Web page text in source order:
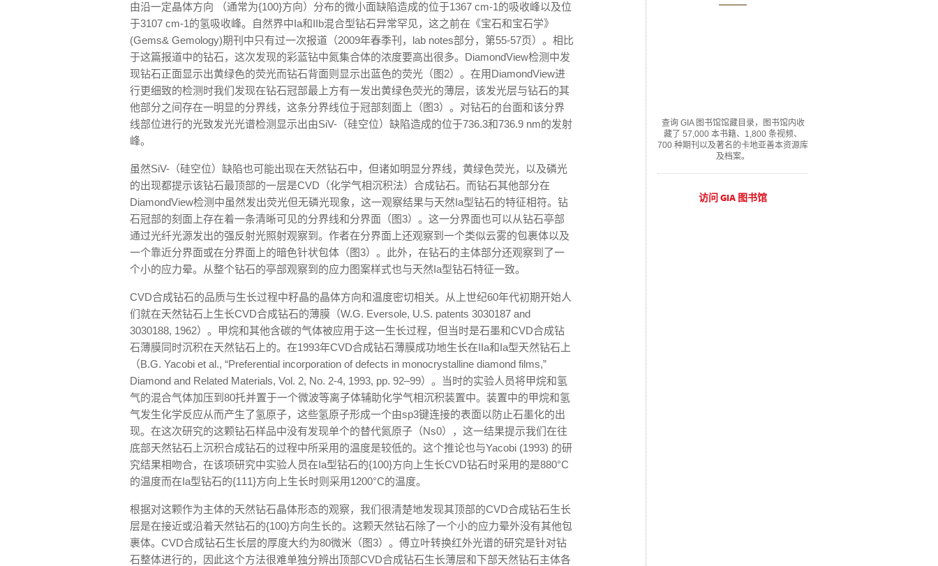
由沿一定晶体方向 （通常为{100}方向）分布的微小面缺陷造成的位于1367 cm-1的吸收峰以及位
于3107 cm-1的氢吸收峰。自然界中Ia和IIb混合型钻石异常罕见，这之前在《宝石和宝石学》
(Gems& Gemology)期刊中只有过一次报道（2009年春季刊，lab notes部分，第55-57页）。相比
于这篇报道中的钻石，这次发现的彩蓝钻中氮集合体的浓度要高出很多。DiamondView检测中发
现钻石正面显示出黄绿色的荧光而钻石背面则显示出蓝色的荧光（图2）。在用DiamondView进
行更细致的检测时我们发现在钻石冠部最上方有一发出黄绿色荧光的薄层，该发光层与钻石的其
他部分之间存在一明显的分界线，这条分界线位于冠部刻面上（图3）。对钻石的台面和该分界
线部位进行的光致发光光谱检测显示出由SiV-（硅空位）缺陷造成的位于736.3和736.9 nm的发射
峰。
虽然SiV-（硅空位）缺陷也可能出现在天然钻石中，但诸如明显分界线，黄绿色荧光，以及磷光
的出现都提示该钻石最顶部的一层是CVD（化学气相沉积法）合成钻石。而钻石其他部分在
DiamondView检测中虽然发出荧光但无磷光现象，这一观察结果与天然Ia型钻石的特征相符。钻
石冠部的刻面上存在着一条清晰可见的分界线和分界面（图3）。这一分界面也可以从钻石亭部
通过光纤光源发出的强反射光照射观察到。作者在分界面上还观察到一个类似云雾的包裹体以及
一个靠近分界面或在分界面上的暗色针状包体（图3）。此外，在钻石的主体部分还观察到了一
个小的应力晕。从整个钻石的亭部观察到的应力图案样式也与天然Ia型钻石特征一致。
CVD合成钻石的品质与生长过程中籽晶的晶体方向和温度密切相关。从上世纪60年代初期开始人
们就在天然钻石上生长CVD合成钻石的薄膜（W.G. Eversole, U.S. patents 3030187 and
3030188, 1962）。甲烷和其他含碳的气体被应用于这一生长过程，但当时是石墨和CVD合成钻
石薄膜同时沉积在天然钻石上的。在1993年CVD合成钻石薄膜成功地生长在IIa和Ia型天然钻石上
（B.G. Yacobi et al., “Preferential incorporation of defects in monocrystalline diamond films,”
Diamond and Related Materials, Vol. 2, No. 2-4, 1993, pp. 92–99）。当时的实验人员将甲烷和氢
气的混合气体加压到80托并置于一个微波等离子体辅助化学气相沉积装置中。装置中的甲烷和氢
气发生化学反应从而产生了氢原子，这些氢原子形成一个由sp3键连接的表面以防止石墨化的出
现。在这次研究的这颗钻石样品中没有发现单个的替代氮原子（Ns0），这一结果提示我们在往
底部天然钻石上沉积合成钻石的过程中所采用的温度是较低的。这个推论也与Yacobi (1993) 的研
究结果相吻合，在该项研究中实验人员在Ia型钻石的{100}方向上生长CVD钻石时采用的是880°C
的温度而在Ia型钻石的{111}方向上生长时则采用1200°C的温度。
根据对这颗作为主体的天然钻石晶体形态的观察，我们很清楚地发现其顶部的CVD合成钻石生长
层是在接近或沿着天然钻石的{100}方向生长的。这颗天然钻石除了一个小的应力晕外没有其他包
裹体。CVD合成钻石生长层的厚度大约为80微米（图3）。傅立叶转换红外光谱的研究是针对钻
石整体进行的，因此这个方法很难单独分辨出顶部CVD合成钻石生长薄层和下部天然钻石主体各
查询 GIA 图书馆馆藏目录，图书馆内收
藏了 57,000 本书籍、1,800 条视频、
700 种期刊以及著名的卡地亚善本资源库
及档案。
访问 GIA 图书馆